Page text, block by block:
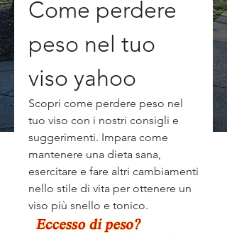
Come perdere
peso nel tuo
viso yahoo
Scopri come perdere peso nel
tuo viso con i nostri consigli e
suggerimenti. Impara come
mantenere una dieta sana,
esercitare e fare altri cambiamenti
nello stile di vita per ottenere un
viso più snello e tonico.